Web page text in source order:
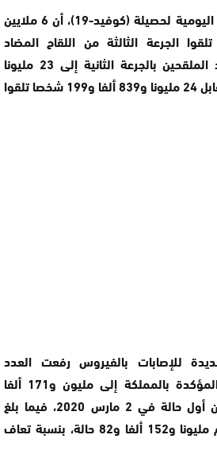
وأبرزت الوزارة، في النشرة اليومية لحصيلة (كوفيد-19)، أن 6 ملايين
شخصا تلقوا الجرعة الثالثة من اللقاح المضاد
للفيروس، فيما ارتفع عدد الملقحين بالجرعة الثانية إلى 23 مليونا
و321 ألفا و341 شخصا، مقابل 24 مليونا و839 ألفا و199 شخصا تلقوا
للإصابات بالفيروس رفعت العدد
الإجمالي لحالات الإصابة المؤكدة بالمملكة إلى مليون و171 ألفا
و972 حالة منذ الإعلان عن أول حالة في 2 مارس 2020، فيما بلغ
مجموع حالات الشفاء التام مليونا و152 ألفا و82 حالة، بنسبة تعاف